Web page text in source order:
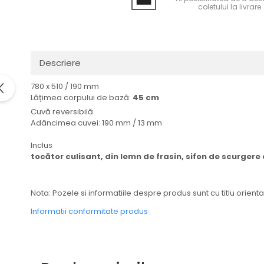
Plite cu hota integrata
coletului la livrare
Descriere
780 x 510 / 190 mm
Lățimea corpului de bază: 45 cm
Cuvă reversibilă
Adâncimea cuvei: 190 mm / 13 mm
Inclus
tocător culisant, din lemn de frasin, sifon de
Nota: Pozele si informatiile despre produs sunt cu titlu
Informatii conformitate produs